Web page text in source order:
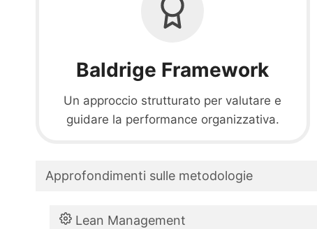
Baldrige Framework
Un approccio strutturato per valutare e
guidare la performance organizzativa.
Approfondimenti sulle metodologie
Lean Management